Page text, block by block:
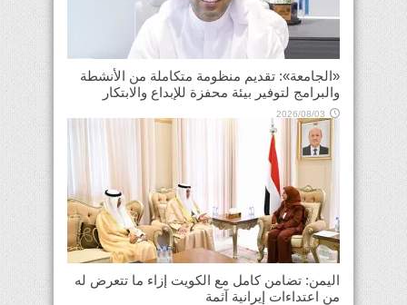
«الجامعة»: تقديم منظومة متكاملة من الأنشطة
والبرامج لتوفير بيئة محفزة للإبداع والابتكار
2026/08/03
اليمن: تضامن كامل مع الكويت إزاء ما تتعرض له
من اعتداءات إيرانية آثمة